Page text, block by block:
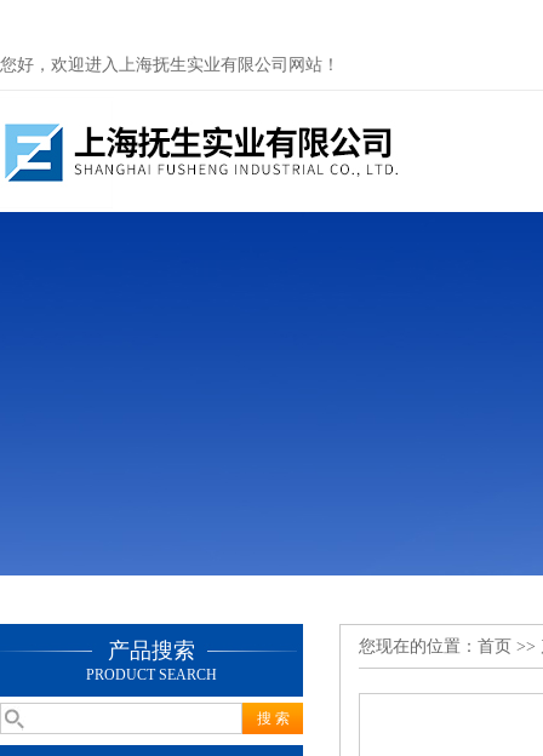
您好，欢迎进入上海抚生实业有限公司网站！
产品搜索
PRODUCT SEARCH
您现在的位置： 首页 >>